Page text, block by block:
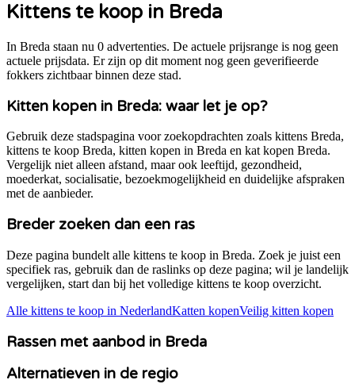
Kittens te koop in Breda
In Breda staan nu 0 advertenties. De actuele prijsrange is nog geen
actuele prijsdata. Er zijn op dit moment nog geen geverifieerde
fokkers zichtbaar binnen deze stad.
Kitten kopen in Breda: waar let je op?
Gebruik deze stadspagina voor zoekopdrachten zoals kittens Breda,
kittens te koop Breda, kitten kopen in Breda en kat kopen Breda.
Vergelijk niet alleen afstand, maar ook leeftijd, gezondheid,
moederkat, socialisatie, bezoekmogelijkheid en duidelijke afspraken
met de aanbieder.
Breder zoeken dan een ras
Deze pagina bundelt alle kittens te koop in Breda. Zoek je juist een
specifiek ras, gebruik dan de raslinks op deze pagina; wil je landelijk
vergelijken, start dan bij het volledige kittens te koop overzicht.
Alle kittens te koop in NederlandKatten kopenVeilig kitten kopen
Rassen met aanbod in Breda
Alternatieven in de regio